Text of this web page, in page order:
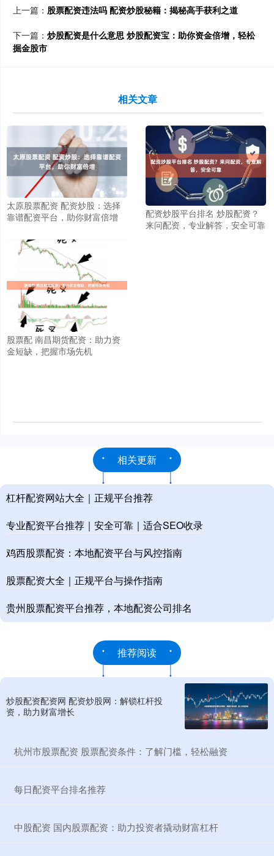
上一篇： 股票配资违法吗 配资炒股秘籍：揭秘高手获利之道
下一篇： 炒股配资是什么意思 炒股配资宝：助你资金倍增，轻松
掘金股市
相关文章
太原股票配资 配资炒股：选择
靠谱配资平台，助你财富倍增
配资炒股平台排名 炒股配资？
来问配资，专业解答，安全可靠
股票配 南昌期货配资：助力资
金短缺，把握市场先机
相关更新
杠杆配资网站大全｜正规平台推荐
专业配资平台推荐｜安全可靠｜适合SEO收录
鸡西股票配资：本地配资平台与风控指南
股票配资大全｜正规平台与操作指南
贵州股票配资平台推荐，本地配资公司排名
推荐阅读
炒股配资配资网 配资炒股网：解锁杠杆投
资，助力财富增长
​杭州市股票配资 股票配资条件：了解门槛，轻松融资
​每日配资平台排名推荐
​中股配资 国内股票配资：助力投资者撬动财富杠杆